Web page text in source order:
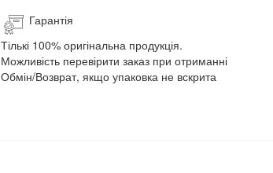
Гарантія
Тількі 100% оригінальна продукція.
Можливість перевірити заказ при отриманні
Обмін/Возврат, якщо упаковка не вскрита